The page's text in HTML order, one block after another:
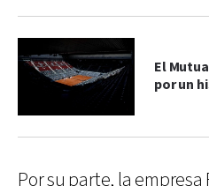
El
por un
Por su parte, la